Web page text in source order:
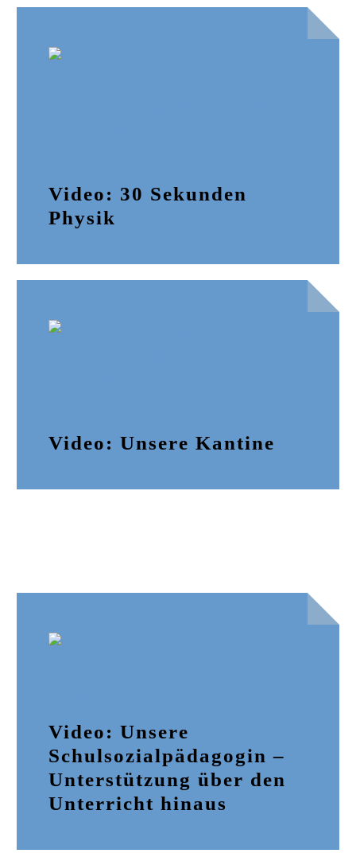
Video: 30 Sekunden
Physik
Video: Unsere Kantine
Video: Unsere
Schulsozialpädagogin –
Unterstützung über den
Unterricht hinaus